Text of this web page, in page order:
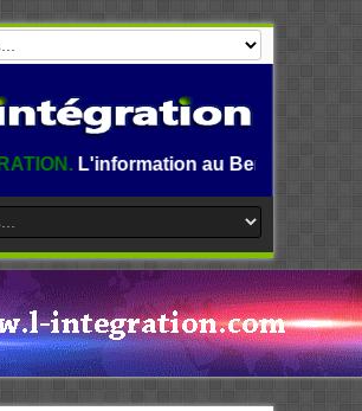
au Benin, en Afrique et dans